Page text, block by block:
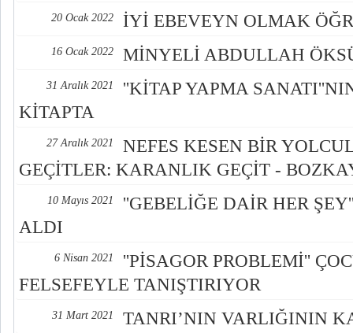
20 Ocak 2022 İYİ EBEVEYN OLMAK
16 Ocak 2022 MİNYELİ ABDULLAH
31 Aralık 2021
''KİTAP YAPMA
KİTAPTA
27 Aralık 2021
NEFES KESEN BİR
GEÇİTLER: KARANLIK GEÇİT -
10 Mayıs 2021
''GEBELİĞE DAİR HER
ALDI
6 Nisan 2021
''PİSAGOR PROBLEMİ''
FELSEFEYLE TANIŞTIRIYOR
31 Mart 2021 TANRI’NIN VARLIĞININ